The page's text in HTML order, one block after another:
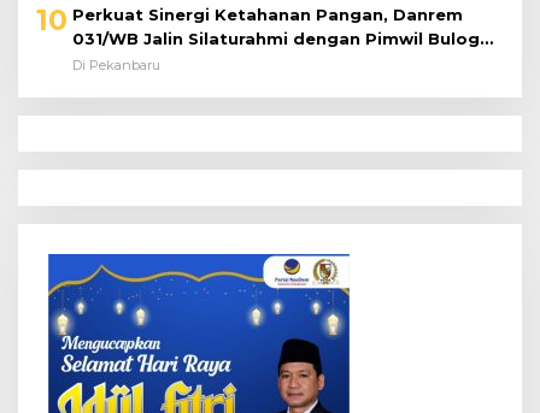
10 Perkuat Sinergi Ketahanan Pangan, Danrem
031/WB Jalin Silaturahmi dengan Pimwil Bulog
Riau dan Kepri
Di Pekanbaru